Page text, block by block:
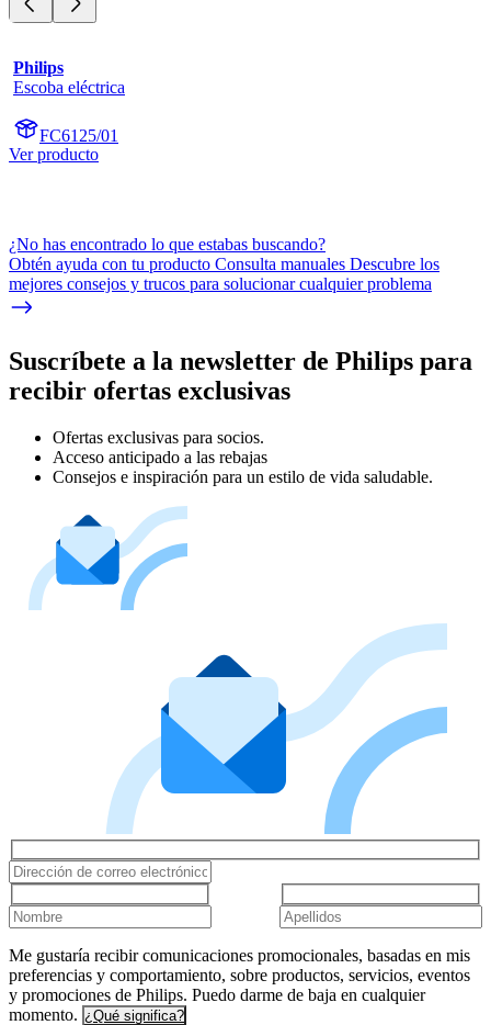
Philips
Escoba eléctrica
FC6125/01
Ver producto
¿No has encontrado lo que estabas buscando?
Obtén ayuda con tu producto Consulta manuales Descubre los
mejores consejos y trucos para solucionar cualquier problema
Suscríbete a la newsletter de Philips para
recibir ofertas exclusivas
Ofertas exclusivas para socios.
Acceso anticipado a las rebajas
Consejos e inspiración para un estilo de vida saludable.
Me gustaría recibir comunicaciones promocionales, basadas en mis
preferencias y comportamiento, sobre productos, servicios, eventos
y promociones de Philips. Puedo darme de baja en cualquier
momento. ¿Qué significa?